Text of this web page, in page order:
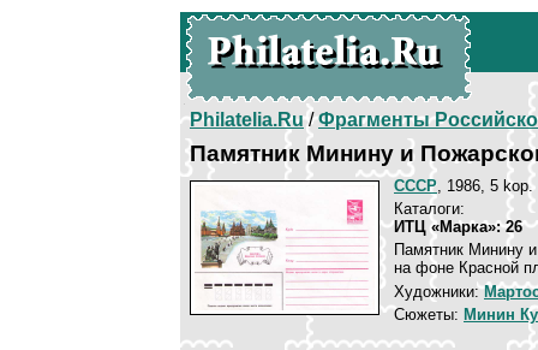
Philatelia.Ru/Фрагменты
Памятник Минину и
СССР, 1986, 5 kop.
Каталоги:
ИТЦ «Марка»: 26
Памятник Минину
на фоне Красной
Художники:
Сюжеты: Минин